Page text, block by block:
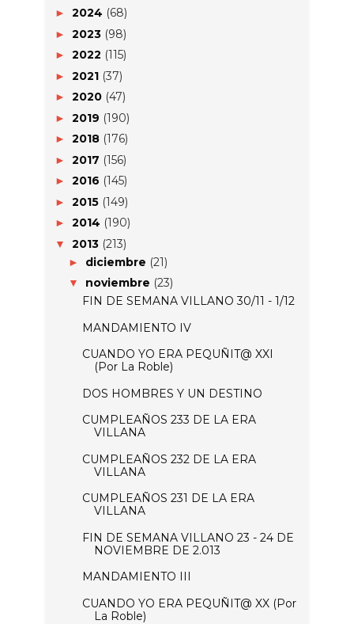
► 2024 (68)
► 2023 (98)
► 2022 (115)
► 2021 (37)
► 2020 (47)
► 2019 (190)
► 2018 (176)
► 2017 (156)
► 2016 (145)
► 2015 (149)
► 2014 (190)
▼ 2013 (213)
► diciembre (21)
▼ noviembre (23)
FIN DE SEMANA VILLANO 30/11 - 1/12
MANDAMIENTO IV
CUANDO YO ERA PEQUÑIT@ XXI
(Por La Roble)
DOS HOMBRES Y UN DESTINO
CUMPLEAÑOS 233 DE LA ERA
VILLANA
CUMPLEAÑOS 232 DE LA ERA
VILLANA
CUMPLEAÑOS 231 DE LA ERA
VILLANA
FIN DE SEMANA VILLANO 23 - 24 DE
NOVIEMBRE DE 2.013
MANDAMIENTO III
CUANDO YO ERA PEQUÑIT@ XX (Por
La Roble)